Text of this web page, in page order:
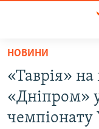
Перейти
основного
матеріалу
ВОДА.КРИМ
ВІДЕО ТА ФОТО
НОВИНИ
«Таврія» на
«Дніпром» у
чемпіонату